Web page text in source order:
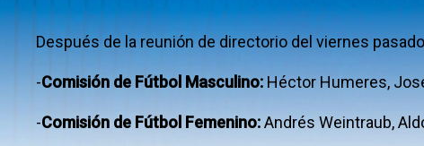
Después de la reunión de directorio del viernes
-Comisión de Fútbol Masculino: Héctor Humeres,
-Comisión de Fútbol Femenino:Andrés Weintraub,